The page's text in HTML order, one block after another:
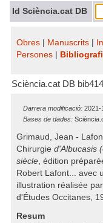
Id Sciència.cat DB
Obres Manuscrits
Persones
Sciència.cat DB
Darrera modificació: 2021-
Bases de dades:
Grimaud, Jean -
Chirurgie d'Albucasis
siècle, édition
Robert Lafont... avec
illustration réalisée
d'Études Occitanes,
Resum